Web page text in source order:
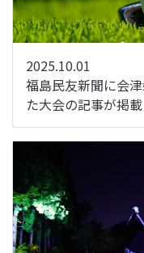
2025.10.01
福島民友新聞に会
た大会の記事が掲載